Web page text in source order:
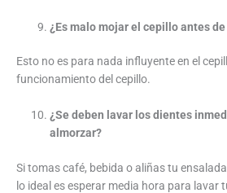
¿Es malo mojar el cepillo antes
Esto no es para nada influyente en el
funcionamiento del cepillo.
¿Se deben lavar los dientes
almorzar?
Si tomas café, bebida o aliñas tu
lo ideal es esperar media hora para lavar